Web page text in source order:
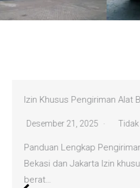
Izin Khusus Pengiriman Alat
Desember 21, 2025
Panduan Lengkap
Bekasi dan Jakarta Izin
berat…